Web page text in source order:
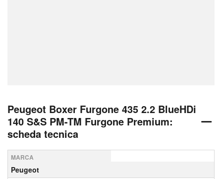
Peugeot Boxer Furgone 435 2.2 BlueHDi
140 S&S PM-TM Furgone Premium:
scheda tecnica
MARCA
Peugeot